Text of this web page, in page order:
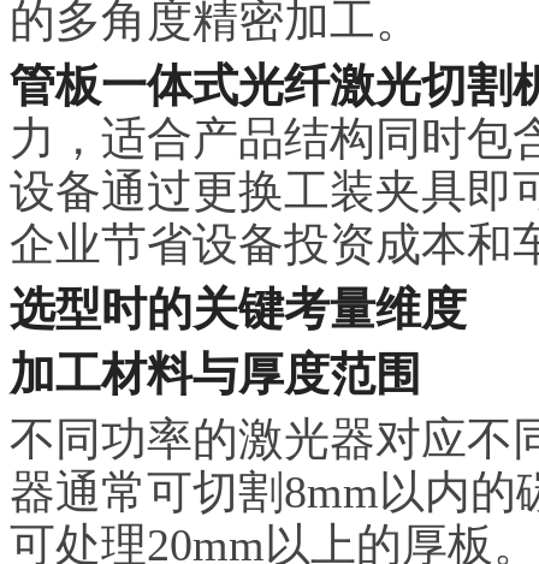
的多角度精密加工。
管板一体式光纤激光切割
力，适合产品结构同时包
设备通过更换工装夹具即
企业节省设备投资成本和
选型时的关键考量维度
加工材料与厚度范围
不同功率的激光器对应不
器通常可切割8mm以内的
可处理20mm以上的厚板